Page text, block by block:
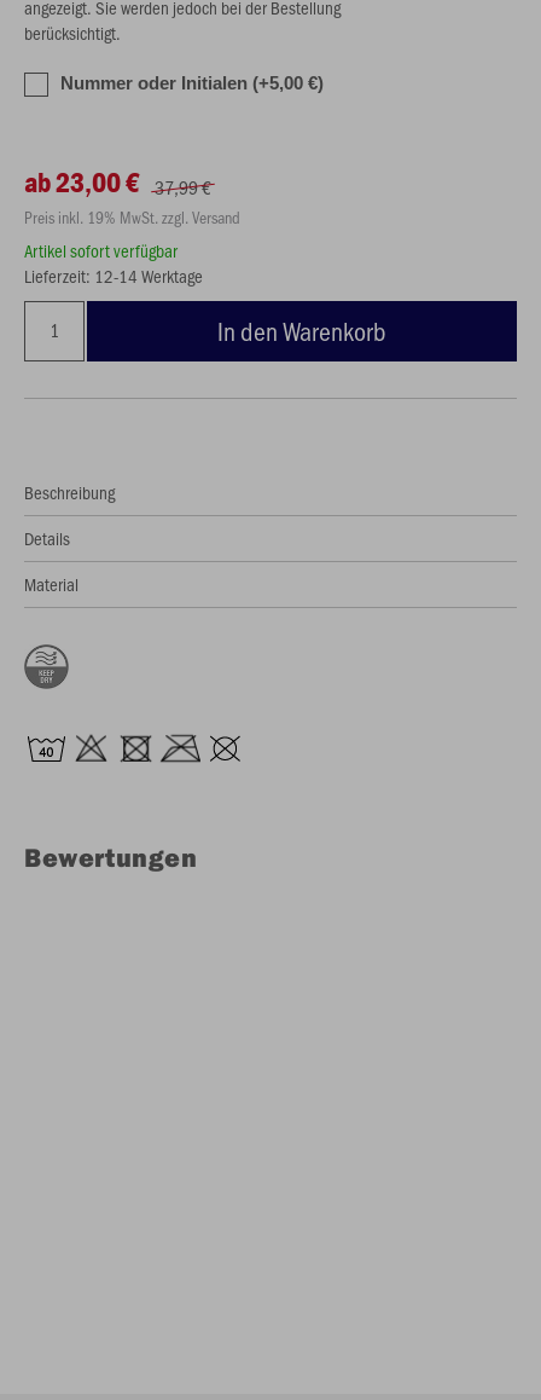
angezeigt. Sie werden jedoch bei der Bestellung
berücksichtigt.
Nummer oder Initialen (+5,00 €)
ab 23,00 € 37,99 €
Preis inkl. 19% MwSt. zzgl. Versand
Artikel sofort verfügbar
Lieferzeit: 12-14 Werktage
In den Warenkorb
Beschreibung
Details
Material
Bewertungen